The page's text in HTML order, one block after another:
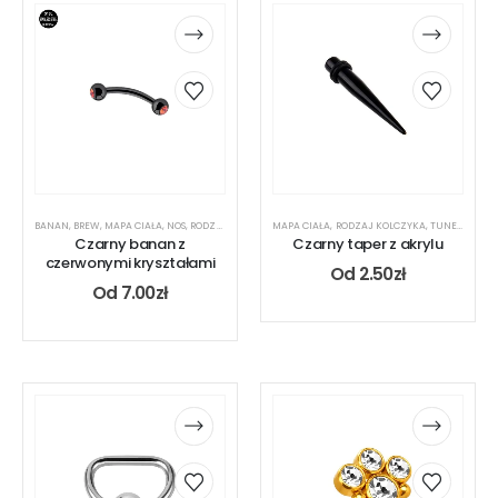
BANAN, BREW, MAPA CIAŁA, NOS, RODZAJ KOLCZYKA ,UCHO
Czarny banan z
czerwonymi kryształami
Od 7.00zł
MAPA CIAŁA, RODZAJ KOLCZYKA,TUNEL ,
Czarny taper z akrylu
Od 2.50zł